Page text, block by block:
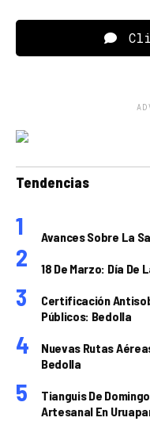
Tendencias
Avances Sobre La
18 De Marzo: Día
Certificación
Públicos: Bedolla
Nuevas Rutas
Bedolla
Tianguis De
Artesanal En